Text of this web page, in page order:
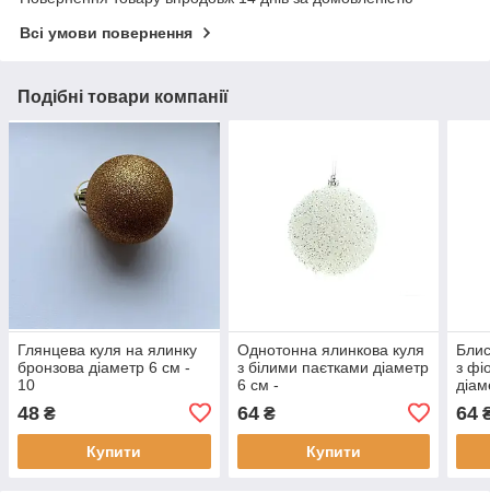
Всі умови повернення
Подібні товари компанії
Глянцева куля на ялинку
бронзова діаметр 6 см -
10
48 ₴
Купити
Однотонна ялинкова куля
з білими паєтками діаметр
6 см -
64₴
Купити
з
64